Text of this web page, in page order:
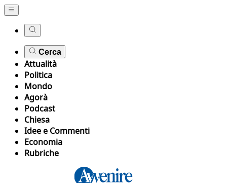
Cerca
Attualità
Politica
Mondo
Agorà
Podcast
Chiesa
Idee e Commenti
Economia
Rubriche